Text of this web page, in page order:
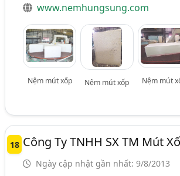
www.nemhungsung.com
Nệm mút xốp Nệm mút xốp Nệm mút
18 Công Ty TNHH SX TM Mút
Ngày cập nhật gần nhất: 9/8/2013